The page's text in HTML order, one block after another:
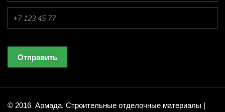
Отправить
© 2016  Армада. Строительные отделочные материалы |